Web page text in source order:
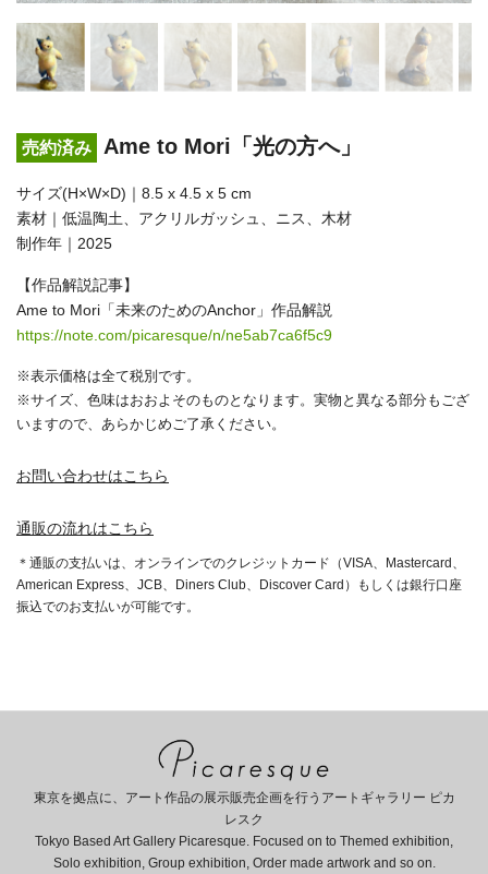
売約済み Ame to Mori「光の方へ」
サイズ(H×W×D)｜8.5 x 4.5 x 5 cm
素材｜低温陶土、アクリルガッシュ、ニス、木材
制作年｜2025
【作品解説記事】
Ame to Mori「未来のためのAnchor」作品解説
https://note.com/picaresque/n/ne5ab7ca6f5c9
※表示価格は全て税別です。
※サイズ、色味はおおよそのものとなります。実物と異なる部分もござ
いますので、あらかじめご了承ください。
お問い合わせはこちら
通販の流れはこちら
＊通販の支払いは、オンラインでのクレジットカード（VISA、Mastercard、
American Express、JCB、Diners Club、Discover Card）もしくは銀行口座
振込でのお支払いが可能です。
東京を拠点に、アート作品の展示販売企画を行うアートギャラリー ピカ
レスク
Tokyo Based Art Gallery Picaresque. Focused on to Themed exhibition,
Solo exhibition, Group exhibition, Order made artwork and so on.